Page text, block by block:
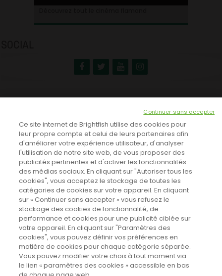
TOUTES LES NEWS
CINEVOX SUR FACEBOOK
Ce site internet de Brightfish utilise des cookies pour
leur propre compte et celui de leurs partenaires afin
d'améliorer votre expérience utilisateur, d'analyser
l'utilisation de notre site web, de vous proposer des
publicités pertinentes et d'activer les fonctionnalités
des médias sociaux. En cliquant sur "Autoriser tous les
cookies", vous acceptez le stockage de toutes les
catégories de cookies sur votre appareil. En cliquant
sur « Continuer sans accepter » vous refusez le
stockage des cookies de fonctionnalité, de
performance et cookies pour une publicité ciblée sur
votre appareil. En cliquant sur "Paramètres des
cookies", vous pouvez définir vos préférences en
matière de cookies pour chaque catégorie séparée.
Vous pouvez modifier votre choix à tout moment via
le lien « paramètres des cookies » accessible en bas
Continuer sans accepter